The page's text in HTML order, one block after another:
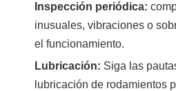
Inspección periódica:
inusuales, vibraciones o
el funcionamiento.
Lubricación: Siga las
lubricación de rodamientos